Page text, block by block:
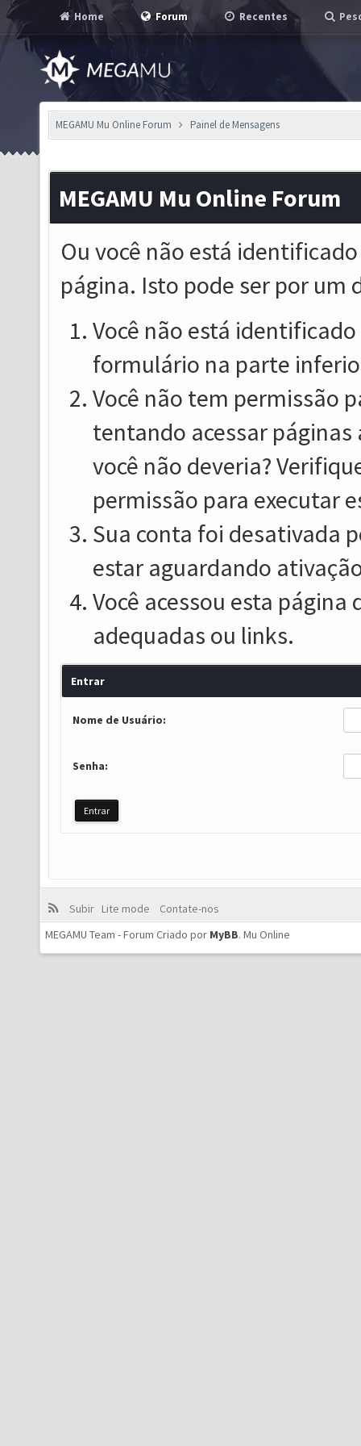
Home Forum Recentes
MEGAMU Mu Online Forum Painel de Mensagens
MEGAMU Mu Online Forum
Ou você não está
página. Isto pode ser por um
Você não está
formulário na parte
Você não tem permissão
tentando acessar
você não deveria?
permissão para executar
Sua conta foi desativada
estar aguardando
Você acessou esta
adequadas ou links.
Entrar
Nome de Usuário:
Senha:
Subir Lite mode
Contate-nos
MEGAMU Team - Forum Criado por MyBB. Mu Online